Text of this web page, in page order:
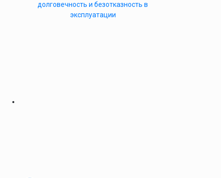
долговечность и безотказность в
эксплуатации